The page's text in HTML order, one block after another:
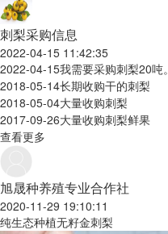
刺梨采购信息
2022-04-15 11:42:35
2022-04-15我需要采购刺梨20吨。
2018-05-14长期收购干的刺梨
2018-05-04大量收购刺梨
2017-09-26大量收购刺梨鲜果
查看更多
旭晟种养殖专业合作社
2020-11-29 19:10:11
纯生态种植无籽金刺梨